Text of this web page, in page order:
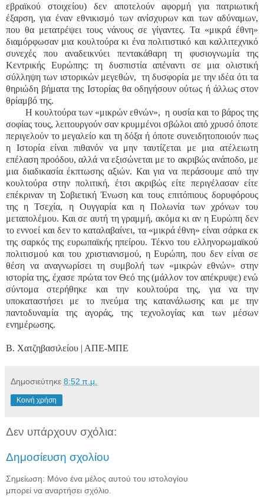
εβραϊκού στοιχείου) δεν αποτελούν αφορμή για πατριωτική
έξαρση, για έναν εθνικισμό των ανίσχυρων και των αδύναμων,
που θα μετατρέψει τους νάνους σε γίγαντες. Τα «μικρά έθνη»
διαμόρφωσαν μια κουλτούρα κι ένα πολιτιστικό και καλλιτεχνικό
συνεχές που αναδεικνύει πεντακάθαρη τη φυσιογνωμία της
Κεντρικής Ευρώπης: τη δυσπιστία απέναντι σε μια ολιστική
σύλληψη των ιστορικών μεγεθών, τη δυσφορία με την ιδέα ότι τα
θηριώδη βήματα της Ιστορίας θα οδηγήσουν ούτως ή άλλως στον
θρίαμβό της.
Η κουλτούρα των «μικρών εθνών», η ουσία και το βάρος της
σοφίας τους, λειτουργούν σαν κρυμμένοι σβώλοι από χρυσό όποτε
περιγελούν το μεγαλείο και τη δόξα ή όποτε συνειδητοποιούν πως
η Ιστορία είναι πιθανόν να μην ταυτίζεται με μια ατέλειωτη
επέλαση προόδου, αλλά να εξισώνεται με το ακριβώς ανάποδο, με
μια διαδικασία έκπτωσης αξιών. Και για να περάσουμε από την
κουλτούρα στην πολιτική, έτσι ακριβώς είτε περιγέλασαν είτε
επέκριναν τη Σοβιετική Ένωση και τους επιτόπιους δορυφόρους
της η Τσεχία, η Ουγγαρία και η Πολωνία των χρόνων του
μεταπολέμου. Και σε αυτή τη γραμμή, ακόμα κι αν η Ευρώπη δεν
το εννοεί και δεν το καταλαβαίνει, τα «μικρά έθνη» είναι σάρκα εκ
της σαρκός της ευρωπαϊκής ηπείρου. Τέκνο του ελληνορωμαϊκού
πολιτισμού και του χριστιανισμού, η Ευρώπη, που δεν είναι σε
θέση να αναγνωρίσει τη συμβολή των «μικρών εθνών» στην
ιστορία της, έχασε πρώτα τον Θεό της (μάλλον τον απέκρυψε) ενώ
σύντομα στερήθηκε και την κουλτούρα της, για να την
υποκαταστήσει με το πνεύμα της κατανάλωσης και με την
παντοδυναμία της αγοράς, της τεχνολογίας και των μέσων
ενημέρωσης.
Β. Χατζηβασιλείου | ΑΠΕ-ΜΠΕ
Δημοσιεύτηκε 8:52 π.μ.
Κοινή χρήση
Δεν υπάρχουν σχόλια:
Δημοσίευση σχολίου
Σημείωση: Μόνο ένα μέλος αυτού του ιστολογίου
μπορεί να αναρτήσει σχόλιο.